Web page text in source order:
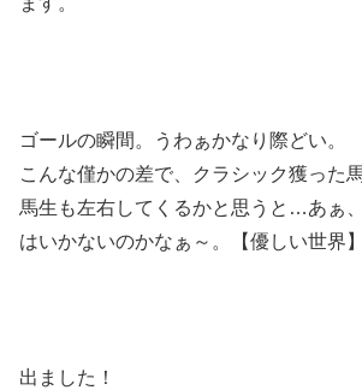
ゴールの瞬間。うわぁかなり際どい。
こんな僅かの差で、クラシック獲った
馬生も左右してくるかと思うと…あぁ
はいかないのかなぁ～。【優しい世界
出ました！